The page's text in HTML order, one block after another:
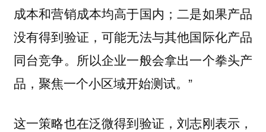
成本和营销成本均高于国内；二是如果产品
没有得到验证，可能无法与其他国际化产品
同台竞争。所以企业一般会拿出一个拳头产
品，聚焦一个小区域开始测试。”
这一策略也在泛微得到验证，刘志刚表示，